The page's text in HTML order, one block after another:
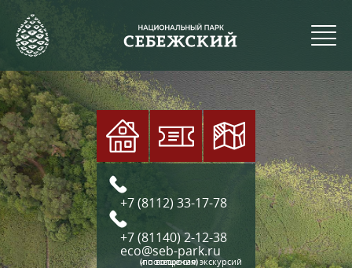
+7 (8112) 33-17-78
+7 (81140) 2-12-38
eco@seb-park.ru
(по вопросам экскурсий и посещения)